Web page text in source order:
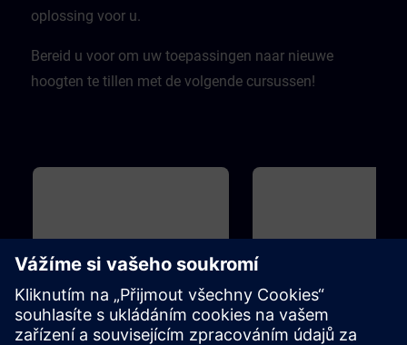
oplossing voor u.
Bereid u voor om uw toepassingen naar nieuwe
hoogten te tillen met de volgende cursussen!
Základní 45m
SINAMICS S120 - Basic
Základní
Drive Based Safety -